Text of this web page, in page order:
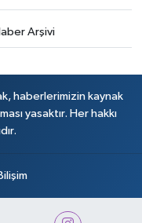
Arşivi
haberlerimizin kaynak
yasaktır. Her hakkı